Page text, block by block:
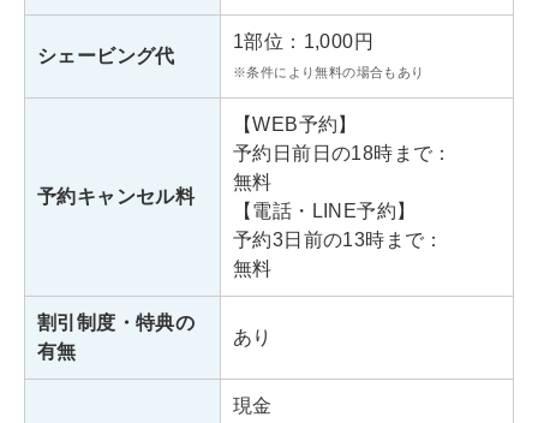
診療時間 11:00～21:00
東京都新宿区西新宿1-4-1
プリンスビル7F
JR「新宿駅」西口より徒歩3分
診療時間 11:00～21:00
シェービング代
1部位：1,000円
※条件により無料の場合もあり
予約キャンセル料
【WEB予約】
予約日前日の18時まで：
無料
【電話・LINE予約】
予約3日前の13時まで：
無料
割引制度・特典の
有無
あり
現金